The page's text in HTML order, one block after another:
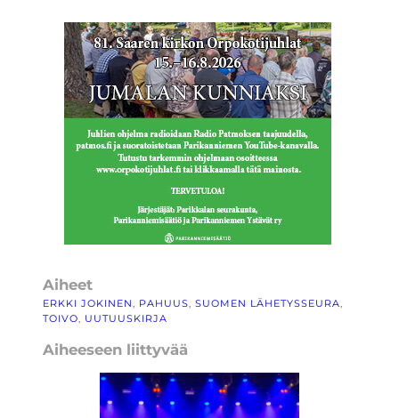
Aiheet
ERKKI JOKINEN, PAHUUS, SUOMEN LÄHETYSSEURA
TOIVO, UUTUUSKIRJA
Aiheeseen liittyvää